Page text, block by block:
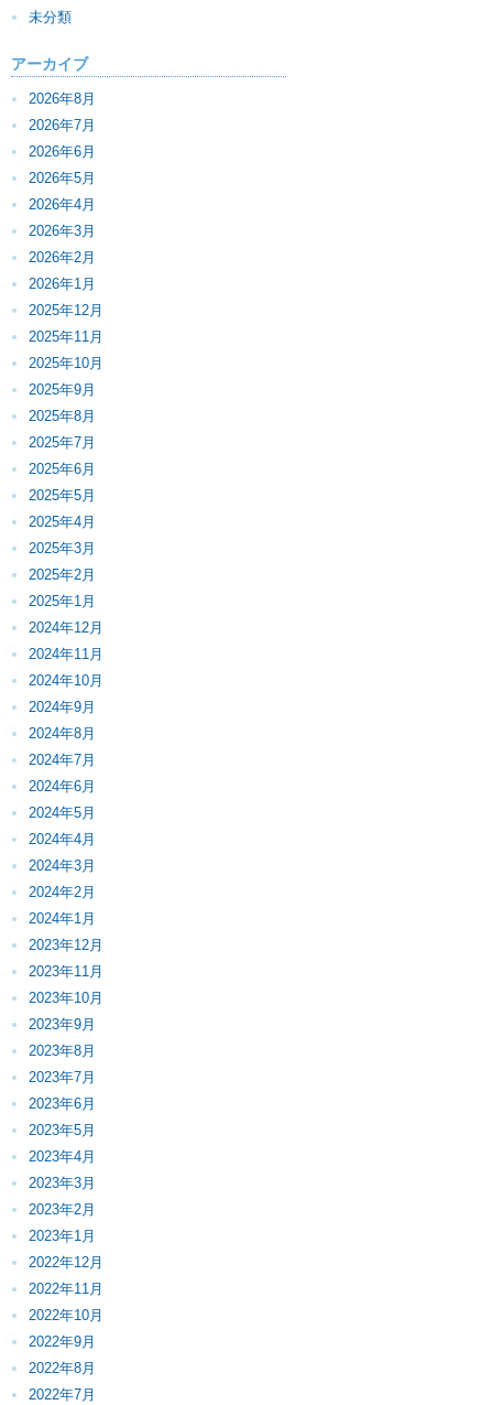
未分類
アーカイブ
2026年8月
2026年7月
2026年6月
2026年5月
2026年4月
2026年3月
2026年2月
2026年1月
2025年12月
2025年11月
2025年10月
2025年9月
2025年8月
2025年7月
2025年6月
2025年5月
2025年4月
2025年3月
2025年2月
2025年1月
2024年12月
2024年11月
2024年10月
2024年9月
2024年8月
2024年7月
2024年6月
2024年5月
2024年4月
2024年3月
2024年2月
2024年1月
2023年12月
2023年11月
2023年10月
2023年9月
2023年8月
2023年7月
2023年6月
2023年5月
2023年4月
2023年3月
2023年2月
2023年1月
2022年12月
2022年11月
2022年10月
2022年9月
2022年8月
2022年7月